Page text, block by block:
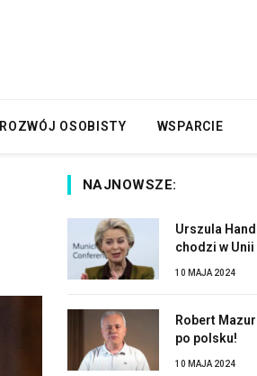
ROZWÓJ OSOBISTY WSPARCIE
NAJNOWSZE:
Urszula
chodzi w
10 MAJA 2024
Robert
po polsku!
10 MAJA 2024